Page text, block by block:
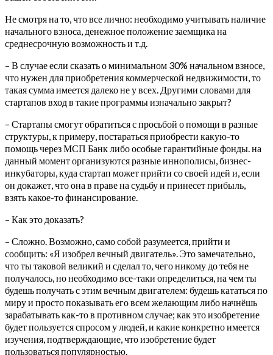
Не смотря на то, что все лично: необходимо учитывать наличие
начального взноса, денежное положение заемщика на
среднесрочную возможность и т.д.
– В случае если сказать о минимальном 30% начальном взносе,
что нужен для приобретения коммерческой недвижимости, то
такая сумма имеется далеко не у всех. Другими словами для
стартапов вход в такие программы изначально закрыт?
– Стартапы смогут обратиться с просьбой о помощи в разные
структуры, к примеру, постараться приобрести какую-то
помощь через МСП Банк либо особые гарантийные фонды. на
данный момент организуются разные иннополисы, бизнес-
инкубаторы, куда стартап может прийти со своей идей и, если
он докажет, что она в праве на судьбу и принесет прибыль,
взять какое-то финансирование.
– Как это доказать?
– Сложно. Возможно, само собой разумеется, прийти и
сообщить: «Я изобрел вечный двигатель». Это замечательно,
что ты таковой великий и сделал то, чего никому до тебя не
получалось, но необходимо все-таки определиться, на чем ты
будешь получать с этим вечным двигателем: будешь кататься по
миру и просто показывать его всем желающим либо начнёшь
зарабатывать как-то в противном случае; как это изобретение
будет пользуется спросом у людей, и какие конкретно имеется
изучения, подтверждающие, что изобретение будет
пользоваться популярностью.